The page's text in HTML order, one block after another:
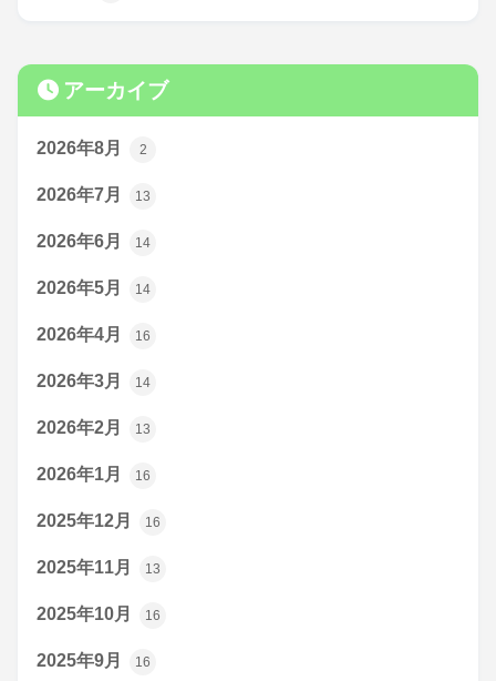
アーカイブ
2026年8月 2
2026年7月 13
2026年6月 14
2026年5月 14
2026年4月 16
2026年3月 14
2026年2月 13
2026年1月 16
2025年12月 16
2025年11月 13
2025年10月 16
2025年9月 16